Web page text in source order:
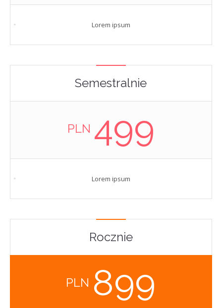
Lorem ipsum
Semestralnie
PLN 499
Lorem ipsum
Rocznie
PLN 899